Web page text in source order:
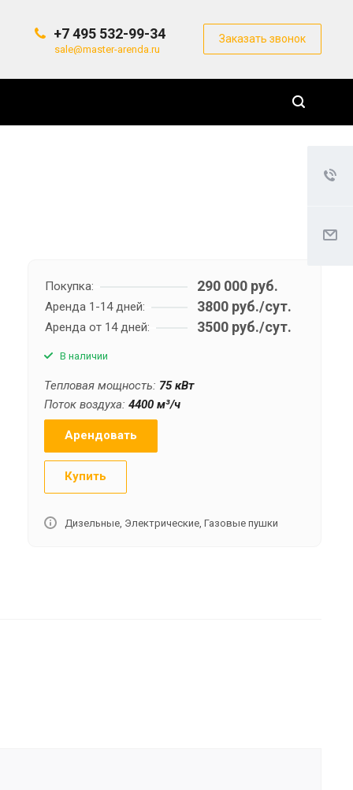
+7 495 532-99-34
sale@master-arenda.ru
Заказать звонок
Покупка: 290 000 руб.
Аренда 1-14 дней: 3800 руб./сут.
Аренда от 14 дней: 3500 руб./сут.
В наличии
Тепловая мощность: 75 кВт
Поток воздуха: 4400 м³/ч
Арендовать
Купить
Дизельные, Электрические, Газовые пушки